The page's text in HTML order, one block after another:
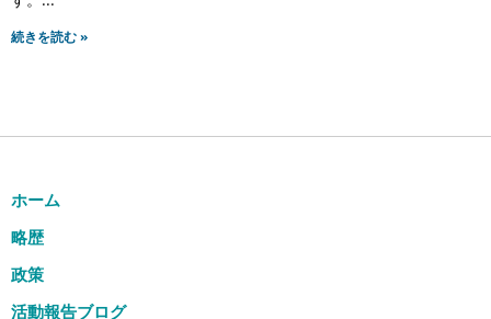
続きを読む »
ホーム
略歴
政策
活動報告ブログ